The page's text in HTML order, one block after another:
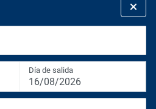
Día de salida
16/08/2026